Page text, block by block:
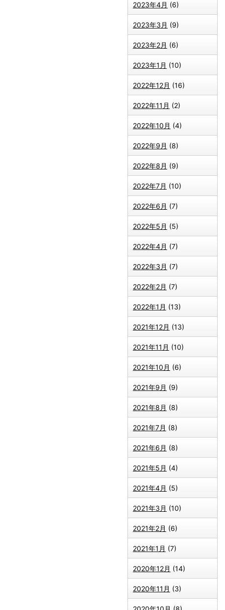
2023年4月 (6)
2023年3月 (9)
2023年2月 (6)
2023年1月 (10)
2022年12月 (16)
2022年11月 (2)
2022年10月 (4)
2022年9月 (8)
2022年8月 (9)
2022年7月 (10)
2022年6月 (7)
2022年5月 (5)
2022年4月 (7)
2022年3月 (7)
2022年2月 (7)
2022年1月 (13)
2021年12月 (13)
2021年11月 (10)
2021年10月 (6)
2021年9月 (9)
2021年8月 (8)
2021年7月 (8)
2021年6月 (8)
2021年5月 (4)
2021年4月 (5)
2021年3月 (10)
2021年2月 (6)
2021年1月 (7)
2020年12月 (14)
2020年11月 (3)